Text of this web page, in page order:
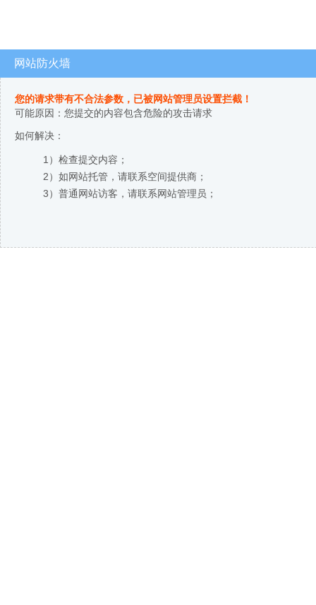
网站防火墙
您的请求带有不合法参数，已被网站管理员设置拦截！
可能原因：您提交的内容包含危险的攻击请求
如何解决：
1）检查提交内容；
2）如网站托管，请联系空间提供商；
3）普通网站访客，请联系网站管理员；